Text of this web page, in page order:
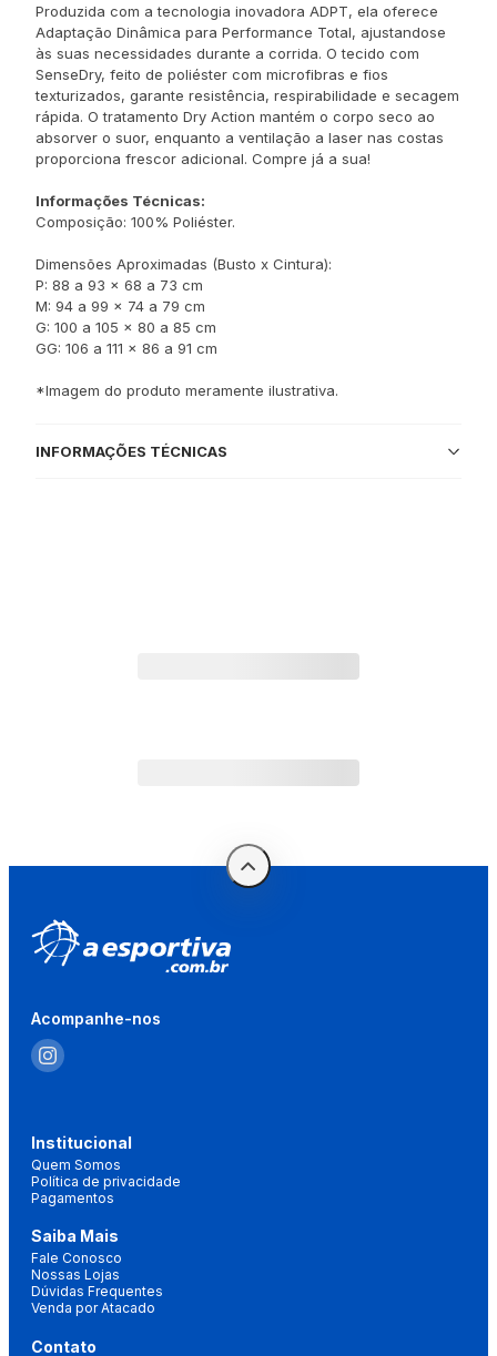
Produzida com a tecnologia inovadora ADPT, ela oferece
Adaptação Dinâmica para Performance Total, ajustandose
às suas necessidades durante a corrida. O tecido com
SenseDry, feito de poliéster com microfibras e fios
texturizados, garante resistência, respirabilidade e secagem
rápida. O tratamento Dry Action mantém o corpo seco ao
absorver o suor, enquanto a ventilação a laser nas costas
proporciona frescor adicional. Compre já a sua!
Informações Técnicas:
Composição: 100% Poliéster.
Dimensões Aproximadas (Busto x Cintura):
P: 88 a 93 x 68 a 73 cm
M: 94 a 99 x 74 a 79 cm
G: 100 a 105 x 80 a 85 cm
GG: 106 a 111 x 86 a 91 cm
*Imagem do produto meramente ilustrativa.
INFORMAÇÕES TÉCNICAS
Acompanhe-nos
Institucional
Quem Somos
Política de privacidade
Pagamentos
Saiba Mais
Fale Conosco
Nossas Lojas
Dúvidas Frequentes
Venda por Atacado
Contato